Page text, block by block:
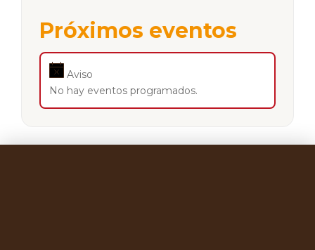
Próximos eventos
Aviso
No hay eventos programados.